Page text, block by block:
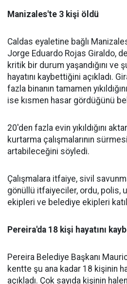
Manizales'te 3 kişi öldü
Caldas eyaletine bağlı
Jorge Eduardo Rojas Giraldo,
kritik bir durum yaşandığını ve
hayatını kaybettiğini açıkladı.
fazla binanın tamamen
ise kısmen hasar gördüğünü
20'den fazla evin yıkıldığını
kurtarma çalışmalarının
artabileceğini söyledi.
Çalışmalara itfaiye, sivil
gönüllü itfaiyeciler, ordu, polis,
ekipleri ve belediye ekipleri
Pereira'da 18 kişi hayatını
Pereira Belediye Başkanı
kentte şu ana kadar 18 kişinin
açıkladı. Çok sayıda kişinin